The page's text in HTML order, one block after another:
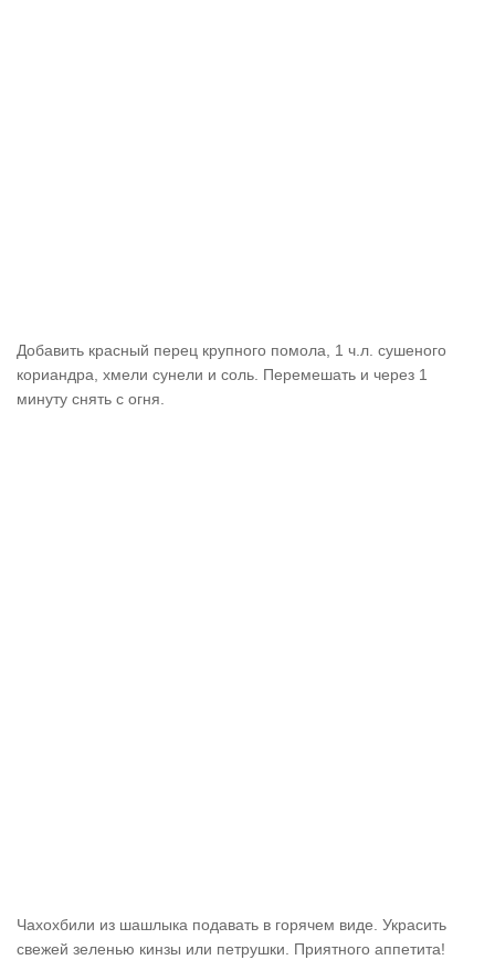
Добавить красный перец крупного помола, 1 ч.л. сушеного
кориандра, хмели сунели и соль. Перемешать и через 1
минуту снять с огня.
Чахохбили из шашлыка подавать в горячем виде. Украсить
свежей зеленью кинзы или петрушки. Приятного аппетита!